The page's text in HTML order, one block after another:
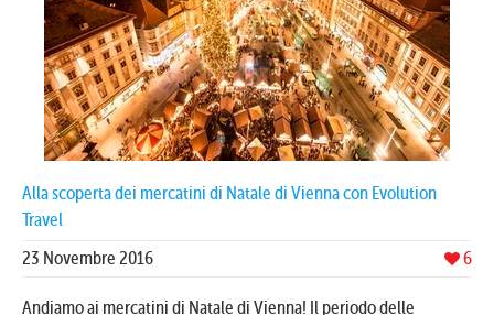
Alla scoperta dei mercatini di Natale di Vienna con Evolution
Travel
6
23 Novembre 2016
Andiamo ai mercatini di Natale di Vienna! Il periodo delle